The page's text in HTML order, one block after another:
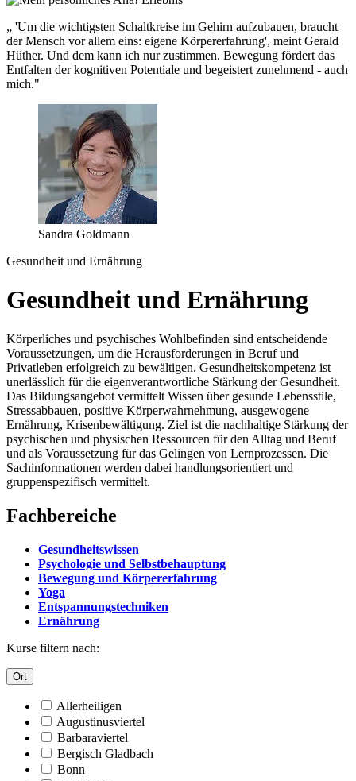
„ 'Um die wichtigsten Schaltkreise im Gehirn aufzubauen, braucht
der Mensch vor allem eins: eigene Körpererfahrung', meint Gerald
Hüther. Und dem kann ich nur zustimmen. Bewegung fördert das
Entfalten der kognitiven Potentiale und begeistert zunehmend - auch
mich."
Sandra Goldmann
Gesundheit und Ernährung
Gesundheit und Ernährung
Körperliches und psychisches Wohlbefinden sind entscheidende
Voraussetzungen, um die Herausforderungen in Beruf und
Privatleben erfolgreich zu bewältigen. Gesundheitskompetenz ist
unerlässlich für die eigenverantwortliche Stärkung der Gesundheit.
Das Bildungsangebot vermittelt Wissen über gesunde Lebensstile,
Stressabbauen, positive Körperwahrnehmung, ausgewogene
Ernährung, Krisenbewältigung. Ziel ist die nachhaltige Stärkung der
psychischen und physischen Ressourcen für den Alltag und Beruf
und als Voraussetzung für das Gelingen von Lernprozessen. Die
Sachinformationen werden dabei handlungsorientiert und
gruppenspezifisch vermittelt.
Fachbereiche
Gesundheitswissen
Psychologie und Selbstbehauptung
Bewegung und Körpererfahrung
Yoga
Entspannungstechniken
Ernährung
Kurse filtern nach:
Ort
Allerheiligen
Augustinusviertel
Barbaraviertel
Bergisch Gladbach
Bonn